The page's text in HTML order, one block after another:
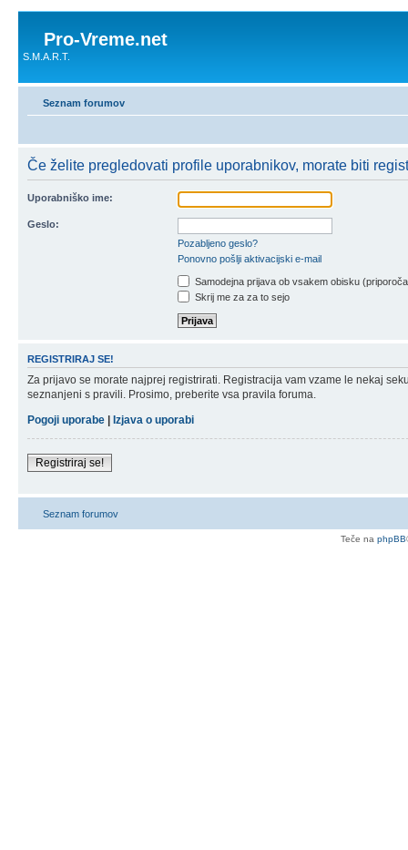
Pro-Vreme.net
S.M.A.R.T.
Seznam forumov
Če želite pregledovati profile uporabnikov, morate biti
Uporabniško ime:
Geslo:
Pozabljeno geslo?
Ponovno pošlji aktivacijski e-mail
Samodejna prijava ob vsakem obisku
Skrij me za za to sejo
REGISTRIRAJ SE!
Za prijavo se morate najprej registrirati. Registracija vam vzame le nekaj
seznanjeni s pravili. Prosimo, preberite vsa pravila foruma.
Pogoji uporabe
Izjava o uporabi
Registriraj se!
Seznam forumov
Teče na phpBB